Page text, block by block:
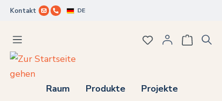
Zum Hauptinhalt springen
Kontakt DE
Raum Produkte Projekte
Du hast 0